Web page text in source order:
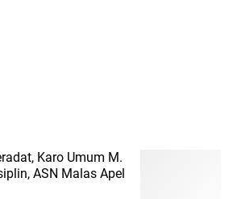
Karo Umum M.
ASN Malas Apel